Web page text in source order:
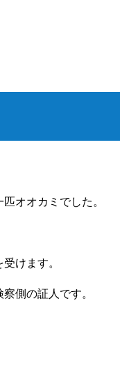
オオカミでした。
けます。
側の証人です。